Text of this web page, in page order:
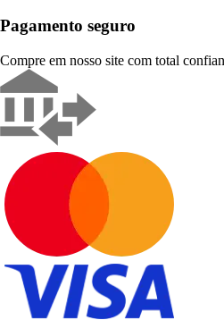
Pagamento seguro
Compre em nosso site com total